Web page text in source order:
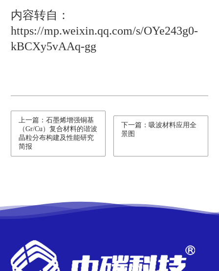
内容转自：
https://mp.weixin.qq.com/s/OYe243g0-
kBCXy5vAAq-gg
上一篇：石墨烯增强铜基
（Gr/Cu）复合材料的谐波
晶粒分布构建及性能研究
简报
下一篇：吸波材料应用全
景图